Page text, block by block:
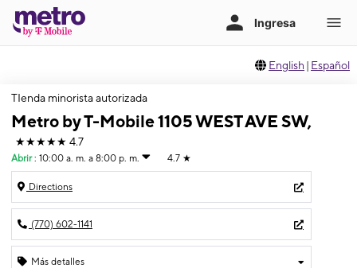
English | Español
TIenda minorista autorizada
Metro by T-Mobile 1105 WEST AVE SW,
★★★★★ 4.7
Abrir : 10:00 a. m. a 8:00 p. m. 4.7 ★
Directions
(770) 602-1141
Más detalles